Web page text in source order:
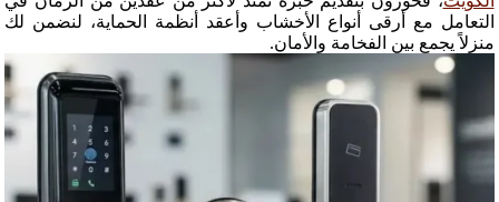
التعامل مع أرقى أنواع الأخشاب وأعقد أنظمة الحماية، لنضمن لك
منزلاً يجمع بين الفخامة والأمان.